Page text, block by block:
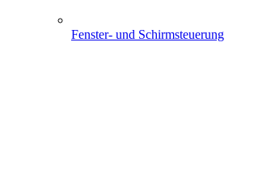
Fenster- und Schirmsteuerung